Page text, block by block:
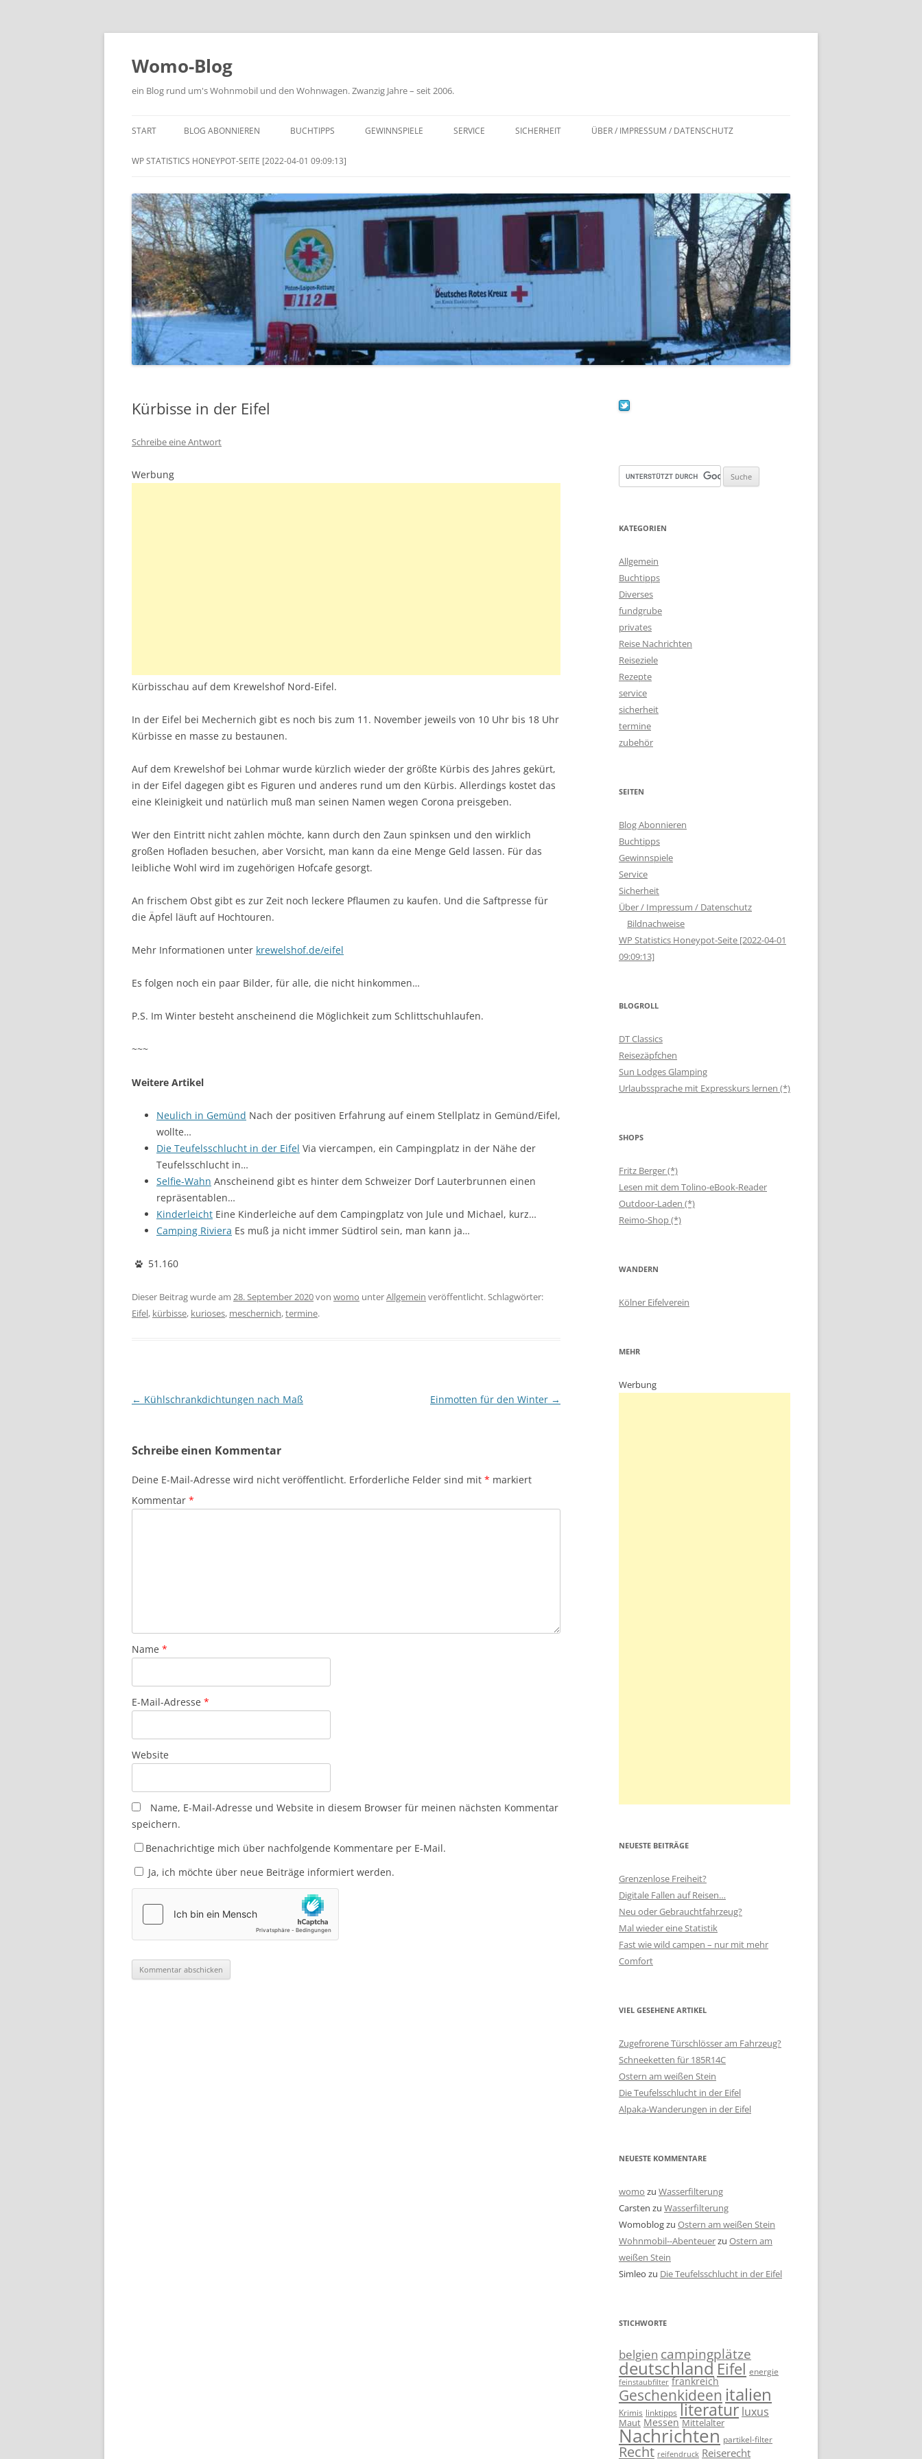
Zum
Womo-Blog
ein Blog rund um's Wohnmobil und den Wohnwagen. Zwanzig Jahre – seit 2006.
START BLOG ABONNIEREN BUCHTIPPS GEWINNSPIELE SERVICE SICHERHEIT ÜBER / IMPRESSUM / DATENSCHUTZ
WP STATISTICS HONEYPOT-SEITE [2022-04-01 09:09:13]
Kürbisse in der Eifel
Schreibe eine Antwort
Werbung
Kürbisschau auf dem Krewelshof Nord-Eifel.
In der Eifel bei Mechernich gibt es noch bis zum 11. November jeweils von 10 Uhr bis 18 Uhr
Kürbisse en masse zu bestaunen.
Auf dem Krewelshof bei Lohmar wurde kürzlich wieder der größte Kürbis des Jahres gekürt,
in der Eifel dagegen gibt es Figuren und anderes rund um den Kürbis. Allerdings kostet das
eine Kleinigkeit und natürlich muß man seinen Namen wegen Corona preisgeben.
Wer den Eintritt nicht zahlen möchte, kann durch den Zaun spinksen und den wirklich
großen Hofladen besuchen, aber Vorsicht, man kann da eine Menge Geld lassen. Für das
leibliche Wohl wird im zugehörigen Hofcafe gesorgt.
An frischem Obst gibt es zur Zeit noch leckere Pflaumen zu kaufen. Und die Saftpresse für
die Äpfel läuft auf Hochtouren.
Mehr Informationen unter krewelshof.de/eifel
Es folgen noch ein paar Bilder, für alle, die nicht hinkommen…
P.S. Im Winter besteht anscheinend die Möglichkeit zum Schlittschuhlaufen.
~~~
Weitere Artikel
Neulich in Gemünd Nach der positiven Erfahrung auf einem Stellplatz in Gemünd/Eifel,
wollte…
Die Teufelsschlucht in der Eifel Via viercampen, ein Campingplatz in der Nähe der
Teufelsschlucht in…
Selfie-Wahn Anscheinend gibt es hinter dem Schweizer Dorf Lauterbrunnen einen
repräsentablen…
Kinderleicht Eine Kinderleiche auf dem Campingplatz von Jule und Michael, kurz…
Camping Riviera Es muß ja nicht immer Südtirol sein, man kann ja…
51.160
Dieser Beitrag wurde am 28. September 2020von womo unterAllgemein veröffentlicht. Schlagwörter:
Eifel, kürbisse, kurioses, meschernich,termine.
Beitragsnavigation
← Kühlschrankdichtungen nach Maß Einmotten für den Winter →
Schreibe einen Kommentar
Deine E-Mail-Adresse wird nicht veröffentlicht. Erforderliche Felder sind mit * markiert
Kommentar *
Name *
E-Mail-Adresse *
Website
Name, E-Mail-Adresse und Website in diesem Browser für meinen nächsten Kommentar
speichern.
Benachrichtige mich über nachfolgende Kommentare per E-Mail.
Ja, ich möchte über neue Beiträge informiert werden.
KATEGORIEN
Allgemein
Buchtipps
Diverses
fundgrube
privates
Reise Nachrichten
Reiseziele
Rezepte
service
sicherheit
termine
zubehör
SEITEN
Blog Abonnieren
Buchtipps
Gewinnspiele
Service
Sicherheit
Über / Impressum / Datenschutz
Bildnachweise
WP Statistics Honeypot-Seite [2022-04-01
09:09:13]
BLOGROLL
DT Classics
Reisezäpfchen
Sun Lodges Glamping
Urlaubssprache mit Expresskurs lernen (*)
SHOPS
Fritz Berger (*)
Lesen mit dem Tolino-eBook-Reader
Outdoor-Laden (*)
Reimo-Shop (*)
WANDERN
Kölner Eifelverein
MEHR
Werbung
NEUESTE BEITRÄGE
Grenzenlose Freiheit?
Digitale Fallen auf Reisen…
Neu oder Gebrauchtfahrzeug?
Mal wieder eine Statistik
Fast wie wild campen – nur mit mehr
Comfort
VIEL GESEHENE ARTIKEL
Zugefrorene Türschlösser am Fahrzeug?
Schneeketten für 185R14C
Ostern am weißen Stein
Die Teufelsschlucht in der Eifel
Alpaka-Wanderungen in der Eifel
NEUESTE KOMMENTARE
womo zu Wasserfilterung
Carsten zu Wasserfilterung
Womoblogzu Ostern am weißen Stein
Wohnmobil--Abenteuerzu Ostern am
weißen Stein
Simleo zu Die Teufelsschlucht in der Eifel
STICHWORTE
belgien campingplätze
deutschland Eifel energie
feinstaubfilter frankreich
Geschenkideen italien
Krimis linktipps literatur luxus
Maut Messen Mittelalter
Nachrichten partikel-filter
Recht reifendruck Reiserecht